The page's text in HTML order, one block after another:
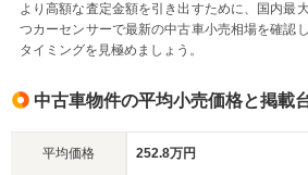
より高額な査定金額を引き出すために、国内最
つカーセンサーで最新の中古車小売相場を確認
タイミングを見極めましょう。
中古車物件の平均小売価格と掲載
平均価格 252.8万円